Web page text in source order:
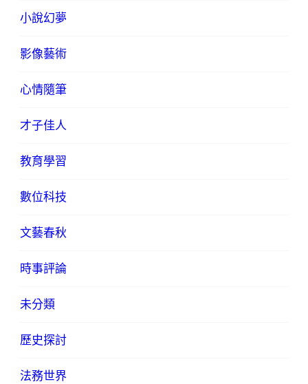
小說幻夢
影像藝術
心情隨筆
才子佳人
教育學習
數位科技
文藝春秋
時事評論
未分類
歷史探討
法務世界